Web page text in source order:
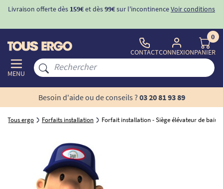
Livraison offerte dès 159€et dès99€sur l'incontinenceVoir conditions
MENU
CONTACTCONNEXION
0
PANIER
Besoin d'aide ou de conseils ? 03 20 81 93 89
Tous ergo Forfaits installation Forfait installation - Siège élévateur de bain